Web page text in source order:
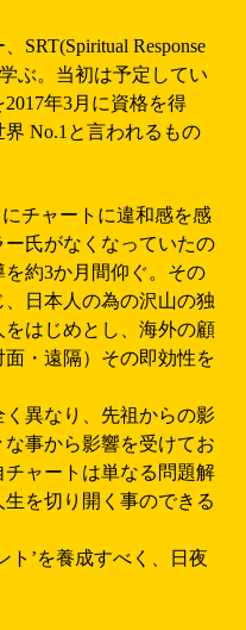
SRT(Spiritual Response
ぶ。当初は予定してい
年3月に資格を得
No.1と言われるもの
チャートに違和感を感
氏がなくなっていたの
約3か月間仰ぐ。その
日本人の為の沢山の独
はじめとし、海外の顧
・遠隔）その即効性を
異なり、先祖からの影
事から影響を受けてお
ャートは単なる問題解
を切り開く事のできる
ト’を養成すべく、日夜